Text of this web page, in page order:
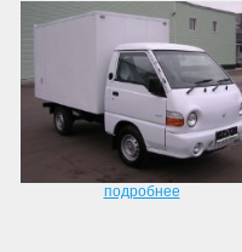
подробнее